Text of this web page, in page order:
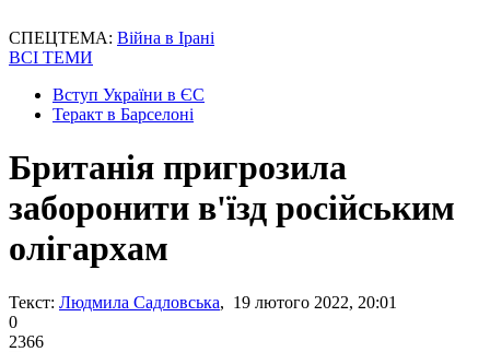
СПЕЦТЕМА: Війна в Ірані
ВСІ ТЕМИ
Вступ України в ЄС
Теракт в Барселоні
Британія пригрозила
заборонити в'їзд російським
олігархам
Текст: Людмила Садловська, 19 лютого 2022, 20:01
0
2366